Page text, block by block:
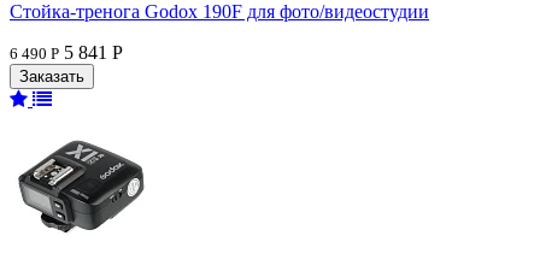
Стойка-тренога Godox 190F для фото/видеостудии
6 490 Р 5 841 Р